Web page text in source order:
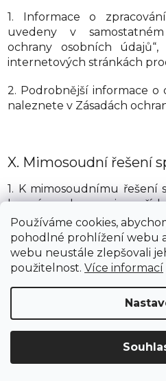
Používáme cookies,
pohodlné prohlížení webu
webu neustále zlepšovali
použitelnost. Více informací
1. Informace o
uvedeny v
ochrany osobních
internetových stránkách
2. Podrobnější informace o
naleznete v Zásadách
X. Mimosoudní řešení
1. K mimosoudnímu řešení
kupní smlouvy je
inspekce, se sídlem
IČ: 000 20 869,
https://adr.coi.cz/cs.
2. Evropské spotřebitelské
se sídlem Štěpánská
http://
Rady (EU) č. 524/2013 ze
spotřebitelských sporů